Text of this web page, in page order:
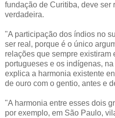
fundação de Curitiba, deve ser
verdadeira.
"A participação dos índios no
ser real, porque é o único
relações que sempre existiram
portugueses e os indígenas,
explica a harmonia existente
de ouro com o gentio, antes e
"A harmonia entre esses dois
por exemplo, em São Paulo,